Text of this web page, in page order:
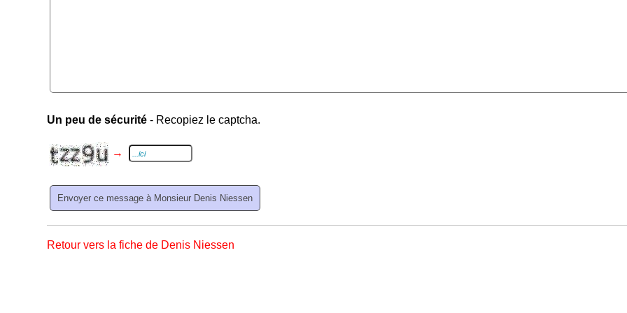
Un peu de sécurité - Recopiez le captcha.
→
Retour vers la fiche de Denis Niessen